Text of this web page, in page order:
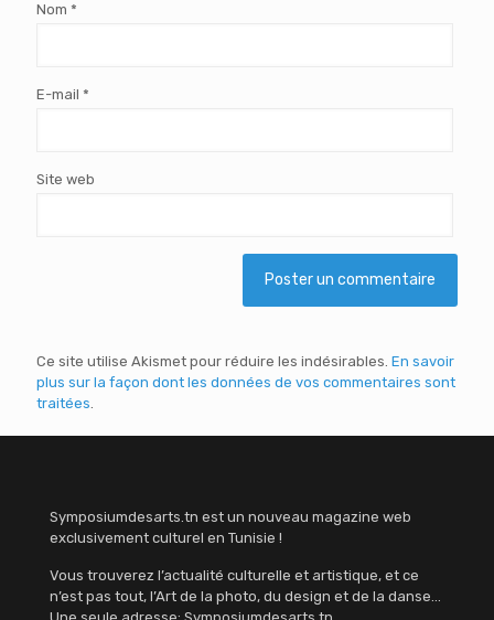
Nom *
E-mail *
Site web
Ce site utilise Akismet pour réduire les indésirables. En savoir
plus sur la façon dont les données de vos commentaires sont
traitées.
Symposiumdesarts.tn est un nouveau magazine web
exclusivement culturel en Tunisie !
Vous trouverez l’actualité culturelle et artistique, et ce
n’est pas tout, l’Art de la photo, du design et de la danse…